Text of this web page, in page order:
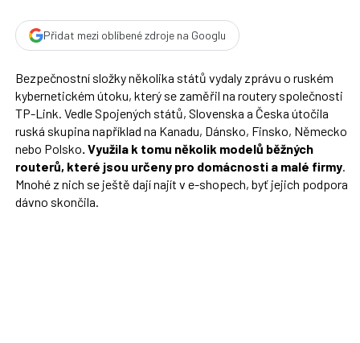
Přidat mezi oblíbené zdroje na Googlu
Bezpečnostní složky několika států vydaly zprávu o ruském
kybernetickém útoku, který se zaměřil na routery společnosti
TP-Link. Vedle Spojených států, Slovenska a Česka útočila
ruská skupina například na Kanadu, Dánsko, Finsko, Německo
nebo Polsko . Využila k tomu několik modelů běžných
routerů, které jsou určeny pro domácnosti a malé firmy.
Mnohé z nich se ještě dají najít v e-shopech, byť jejich podpora
dávno skončila.